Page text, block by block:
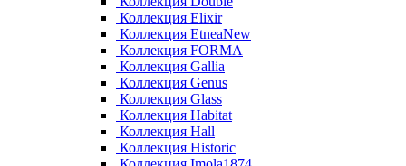
Коллекция Elixir
Коллекция EtneaNew
Коллекция FORMA
Коллекция Gallia
Коллекция Genus
Коллекция Glass
Коллекция Habitat
Коллекция Hall
Коллекция Historic